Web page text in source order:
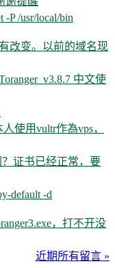
P /usr/local/bin
改变。以前的域名现
中文使
使用vultr作為vps，
证书已经正常，要
default -d
，打不开没
近期所有留言 »